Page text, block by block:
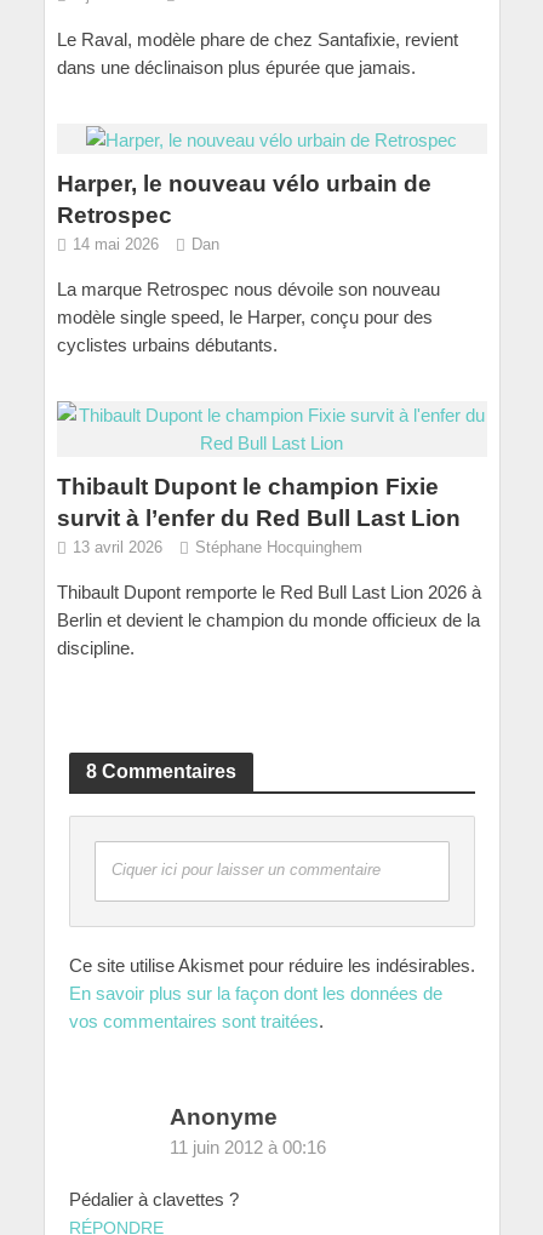
Le Raval, modèle phare de chez Santafixie, revient
dans une déclinaison plus épurée que jamais.
Harper, le nouveau vélo urbain de
Retrospec
14 mai 2026 Dan
La marque Retrospec nous dévoile son nouveau
modèle single speed, le Harper, conçu pour des
cyclistes urbains débutants.
Thibault Dupont le champion Fixie
survit à l’enfer du Red Bull Last Lion
13 avril 2026 Stéphane Hocquinghem
Thibault Dupont remporte le Red Bull Last Lion 2026 à
Berlin et devient le champion du monde officieux de la
discipline.
8 Commentaires
Ciquer ici pour laisser un commentaire
Ce site utilise Akismet pour réduire les indésirables.
En savoir plus sur la façon dont les données de
vos commentaires sont traitées.
Anonyme
11 juin 2012 à 00:16
Pédalier à clavettes ?
RÉPONDRE